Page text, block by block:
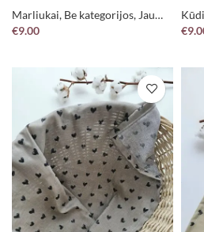
Marliukai, Be kategorijos, Jau
pagaminta !
€9.00
€